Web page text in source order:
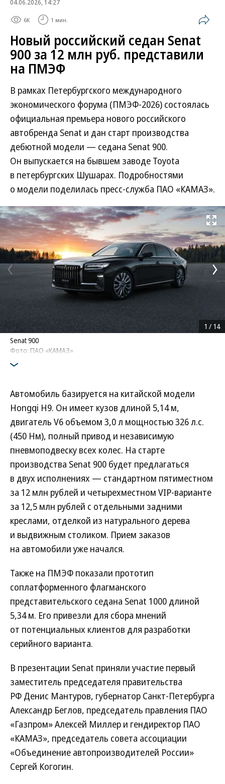
04.06.2026, 14:27
6K 1 мин.
Новый российский седан Senat
900 за 12 млн руб. представили
на ПМЭФ
В рамках Петербургского международного
экономического форума (ПМЭФ-2026) состоялась
официальная премьера нового российского
автобренда Senat и дан старт производства
дебютной модели — седана Senat 900.
Он выпускается на бывшем заводе Toyota
в петербургских Шушарах. Подробностями
о модели поделилась пресс-служба ПАО «КАМАЗ».
Развернуть
Senat 900
Фото: ПАО «КАМАЗ»
1 / 14
Автомобиль базируется на китайской модели
Hongqi H9. Он имеет кузов длиной 5,14 м,
двигатель V6 объемом 3,0 л мощностью 326 л.с.
(450 Нм), полный привод и независимую
пневмоподвеску всех колес. На старте
производства Senat 900 будет предлагаться
в двух исполнениях — стандартном пятиместном
за 12 млн рублей и четырехместном VIP-варианте
за 12,5 млн рублей с отдельными задними
креслами, отделкой из натурального дерева
и выдвижным столиком. Прием заказов
на автомобили уже начался.
Также на ПМЭФ показали прототип
соплатформенного флагманского
представительского седана Senat 1000 длиной
5,34 м. Его привезли для сбора мнений
от потенциальных клиентов для разработки
серийного варианта.
В презентации Senat приняли участие первый
заместитель председателя правительства
РФ Денис Мантуров, губернатор Санкт-Петербурга
Александр Беглов, председатель правления ПАО
«Газпром» Алексей Миллер и гендиректор ПАО
«КАМАЗ», председатель совета ассоциации
«Объединение автопроизводителей России»
Сергей Когогин.